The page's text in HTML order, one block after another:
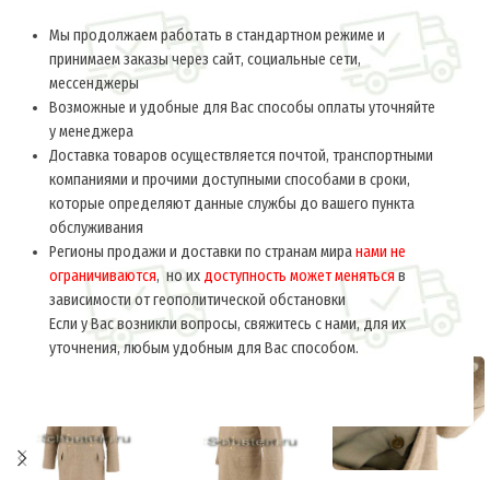
Мы продолжаем работать в стандартном режиме и
принимаем заказы через сайт, социальные сети,
мессенджеры
Возможные и удобные для Вас способы оплаты уточняйте
у менеджера
Доставка товаров осуществляется почтой, транспортными
компаниями и прочими доступными способами в сроки,
которые определяют данные службы до вашего пункта
обслуживания
Регионы продажи и доставки по странам миранами не
ограничиваются, но их доступность может меняться в
зависимости от геополитической обстановки
Если у Вас возникли вопросы, свяжитесь с нами, для их
уточнения, любым удобным для Вас способом.